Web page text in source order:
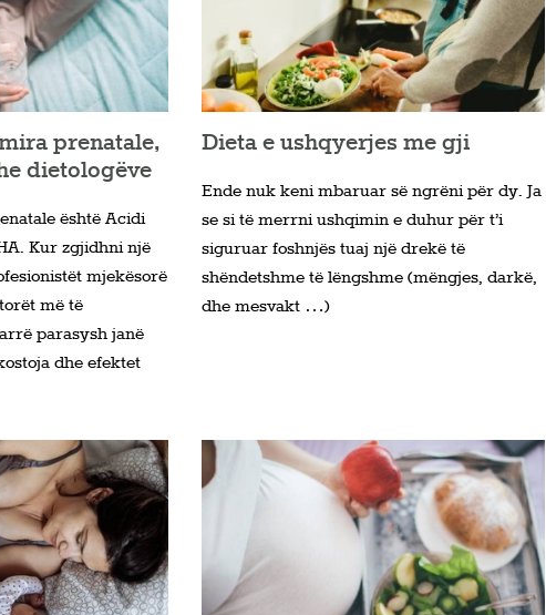
prenatale,
dietologëve
është Acidi
Kur zgjidhni një
mjekësorë
më të
parasysh janë
dhe efektet
Dieta e ushqyerjes me gji
Ende nuk keni mbaruar së ngrëni për dy. Ja
se si të merrni ushqimin e duhur për t’i
siguruar foshnjës tuaj një drekë të
shëndetshme të lëngshme (mëngjes, darkë,
dhe mesvakt …)